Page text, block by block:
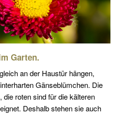
Garten.
an der Haustür hängen,
Gänseblümchen. Die
roten sind für die kälteren
Deshalb stehen sie auch